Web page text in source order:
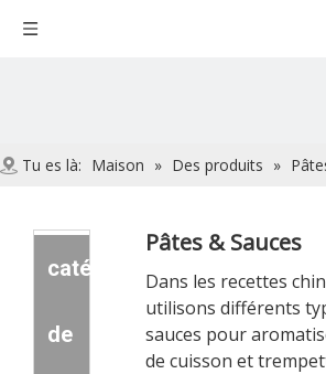
Tu es là: Maison » Des produits »
catégorie
de
Pâtes & Sauces
Dans les recettes
utilisons différents
sauces pour
de cuisson et